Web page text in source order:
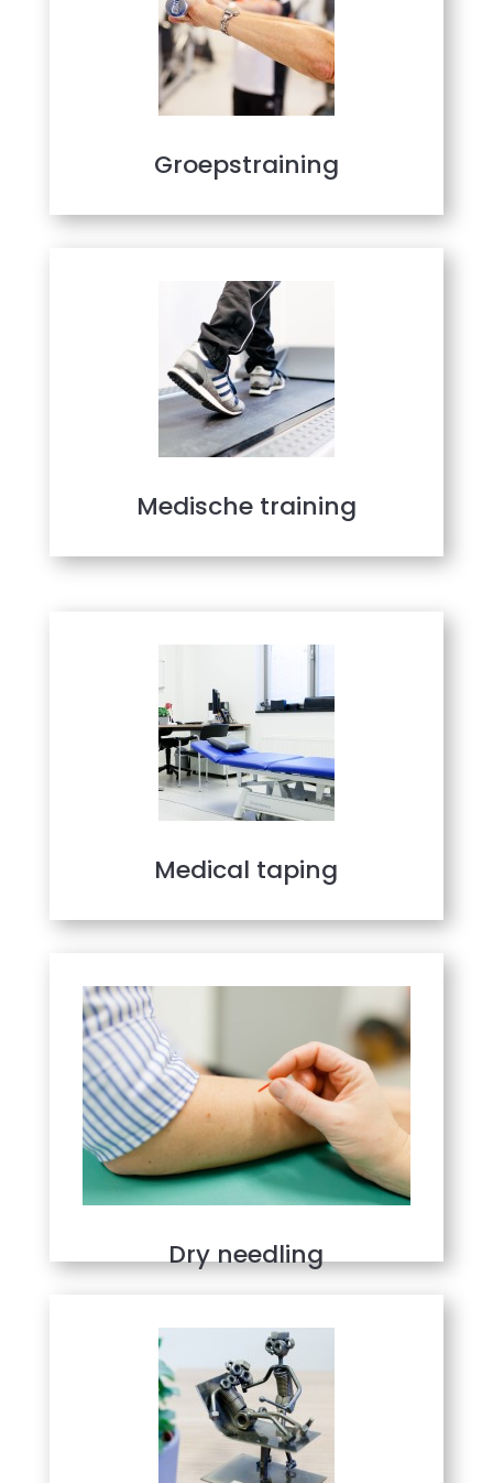
Groepstraining
Medische training
Medical taping
Dry needling